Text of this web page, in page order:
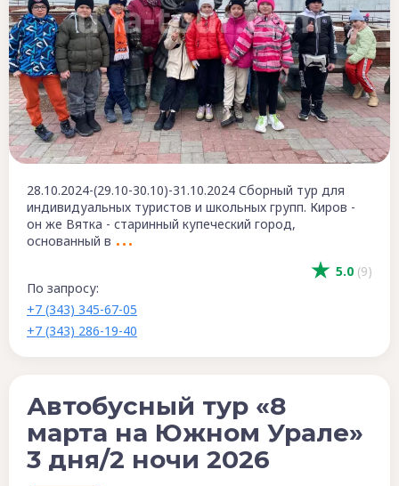
5.0 (9)
28.10.2024-(29.10-30.10)-31.10.2024 Сборный тур для
индивидуальных туристов и школьных групп. Киров -
он же Вятка - старинный купеческий город,
основанный в
По запросу:
+7 (343) 345-67-05
+7 (343) 286-19-40
Автобусный тур «8
марта на Южном Урале»
3 дня/2 ночи 2026